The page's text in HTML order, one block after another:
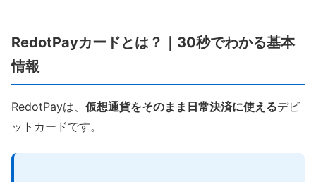
RedotPayカードとは？｜30秒でわかる基本
情報
RedotPayは、 仮想通貨をそのまま日常決済に使えるデビ
ットカードです。